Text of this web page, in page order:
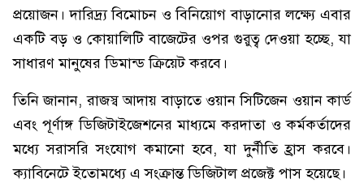
প্রয়োজন। দারিদ্র্য বিমোচন ও বিনিয়োগ বাড়ানোর লক্ষ্যে এবার
একটি বড় ও কোয়ালিটি বাজেটের ওপর গুরুত্ব দেওয়া হচ্ছে, যা
সাধারণ মানুষের ডিমান্ড ক্রিয়েট করবে।
তিনি জানান, রাজস্ব আদায় বাড়াতে ওয়ান সিটিজেন ওয়ান কার্ড
এবং পূর্ণাঙ্গ ডিজিটাইজেশনের মাধ্যমে করদাতা ও কর্মকর্তাদের
মধ্যে সরাসরি সংযোগ কমানো হবে, যা দুর্নীতি হ্রাস করবে।
ক্যাবিনেটে ইতোমধ্যে এ সংক্রান্ত ডিজিটাল প্রজেক্ট পাস হয়েছে।